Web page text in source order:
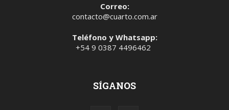
Correo:
contacto@cuarto.com.ar
Teléfono y Whatsapp:
+54 9 0387 4496462
SÍGANOS